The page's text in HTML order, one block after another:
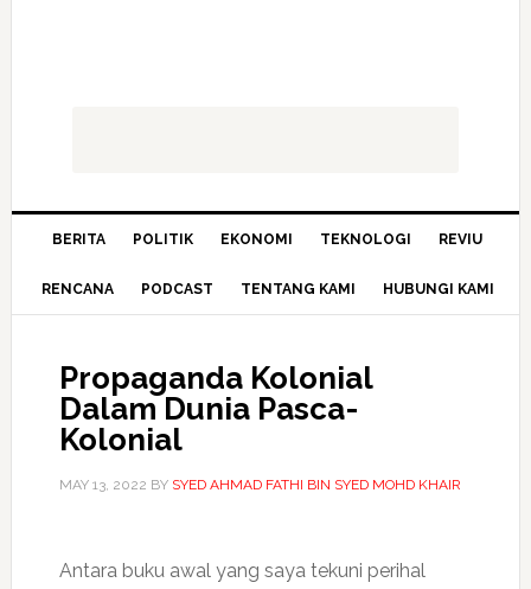
BERITA POLITIK EKONOMI TEKNOLOGI REVIU
RENCANA PODCAST TENTANG KAMI HUBUNGI KAMI
Propaganda Kolonial
Dalam Dunia Pasca-
Kolonial
MAY 13, 2022 BY SYED AHMAD FATHI BIN SYED MOHD KHAIR
Antara buku awal yang saya tekuni perihal